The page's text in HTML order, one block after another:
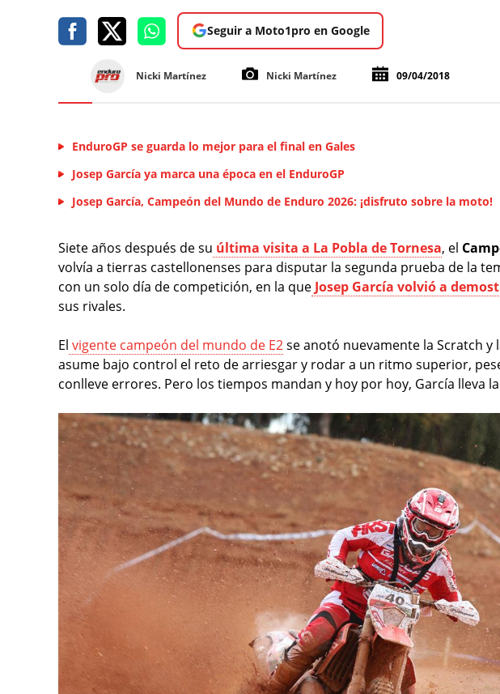
Seguir a Moto1pro en Google
Nicki Martínez Nicki Martínez 09/04/2018
EnduroGP se guarda lo mejor para el final en Gales
Josep García ya marca una época en el EnduroGP
Josep García, Campeón del Mundo de Enduro 2026: ¡disfruto sobre la moto!
Siete años después de su última visita a La Pobla de Tornesa, el
volvía a tierras castellonenses para disputar la segunda prueba de la
con un solo día de competición, en la que Josep García volvió a
sus rivales.
El vigente campeón del mundo de E2se anotó nuevamente la Scratch y
asume bajo control el reto de arriesgar y rodar a un ritmo superior,
conlleve errores. Pero los tiempos mandan y hoy por hoy, García lleva